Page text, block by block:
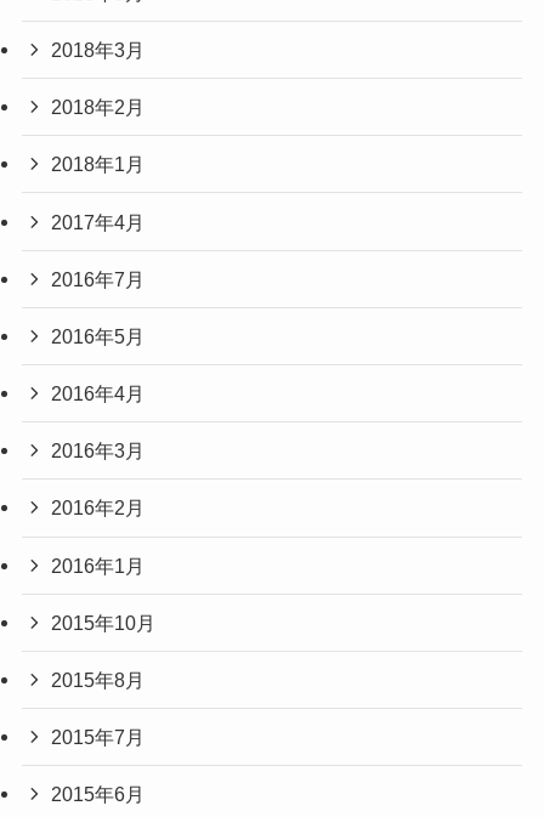
2018年3月
2018年2月
2018年1月
2017年4月
2016年7月
2016年5月
2016年4月
2016年3月
2016年2月
2016年1月
2015年10月
2015年8月
2015年7月
2015年6月